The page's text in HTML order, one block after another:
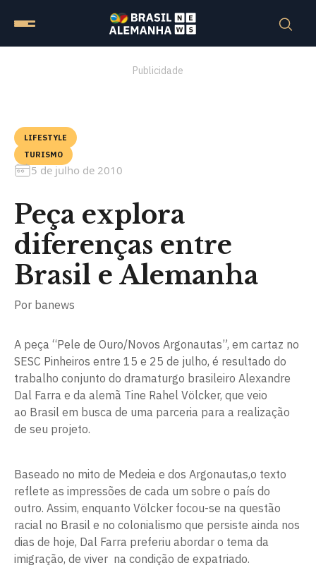
Publicidade
LIFESTYLE
TURISMO
5 de julho de 2010
Peça explora
diferenças entre
Brasil e Alemanha
Por banews
A peça “Pele de Ouro/Novos Argonautas”, em cartaz no
SESC Pinheiros entre 15 e 25 de julho, é resultado do
trabalho conjunto do dramaturgo brasileiro Alexandre
Dal Farra e da alemã Tine Rahel Völcker, que veio
ao Brasil em busca de uma parceria para a realização
de seu projeto.
Baseado no mito de Medeia e dos Argonautas,o texto
reflete as impressões de cada um sobre o país do
outro. Assim, enquanto Völcker focou-se na questão
racial no Brasil e no colonialismo que persiste ainda nos
dias de hoje, Dal Farra preferiu abordar o tema da
imigração, de viver na condição de expatriado.